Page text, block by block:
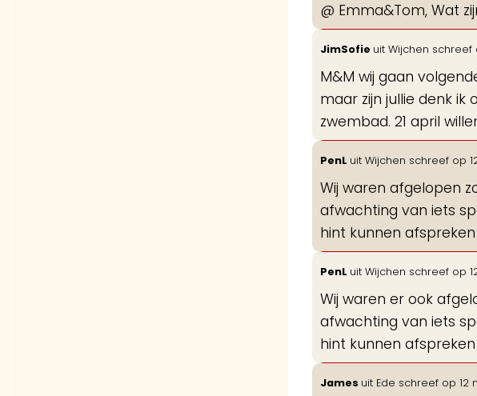
@ Emma&Tom, Wat
JimSofie uit Wijchen schreef
M&M wij gaan
maar zijn jullie denk ik
zwembad. 21 april
PenL uit Wijchen schreef op
Wij waren afgelopen
afwachting van iets
hint kunnen
PenL uit Wijchen schreef op
Wij waren er ook
afwachting van iets
hint kunnen
James uit Ede schreef op 12